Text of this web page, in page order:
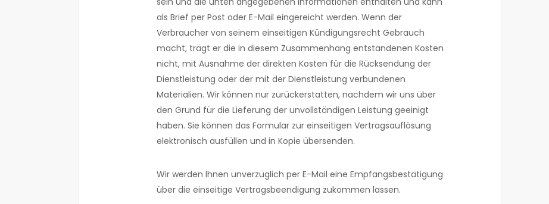
als Brief per Post oder E-Mail eingereicht werden. Wenn der
Verbraucher von seinem einseitigen Kündigungsrecht Gebrauch
macht, trägt er die in diesem Zusammenhang entstandenen Kosten
nicht, mit Ausnahme der direkten Kosten für die Rücksendung der
Dienstleistung oder der mit der Dienstleistung verbundenen
Materialien. Wir können nur zurückerstatten, nachdem wir uns über
den Grund für die Lieferung der unvollständigen Leistung geeinigt
haben. Sie können das Formular zur einseitigen Vertragsauflösung
elektronisch ausfüllen und in Kopie übersenden.
Wir werden Ihnen unverzüglich per E-Mail eine Empfangsbestätigung
über die einseitige Vertragsbeendigung zukommen lassen.